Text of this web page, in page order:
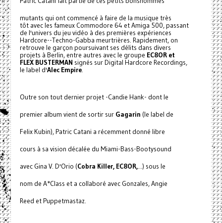
mutants qui ont commencé à faire de la musique très
tôt avec les fameux Commodore 64 et Amiga 500, passant
de l'univers du jeu vidéo à des premières expériences
Hardcore--Techno-Gabba meurtrières. Rapidement, on
retrouve le garçon poursuivant ses délits dans divers
projets à Berlin, entre autres avec le groupe EC8OR et
FLEX BUSTERMAN signés sur Digital Hardcore Recordings,
le label d'Alec Empire.
Outre son tout dernier projet -Candie Hank- dont le
premier album vient de sortir sur Gagarin (le label de
Felix Kubin), Patric Catani a récemment donné libre
cours à sa vision décalée du Miami-Bass-Bootysound
avec Gina V. D'Orio (Cobra Killer, EC8OR,...) sous le
nom de A*Class et a collaboré avec Gonzales, Angie
Reed et Puppetmastaz.